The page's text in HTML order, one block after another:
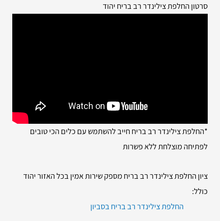
סרטון החלפת צילינדר רב בריח יהוד
*החלפת צילינדר רב בריח חייב להשתמש עם כלים הכי טובים
לפתיחה מוצלחת ללא פשרות
ציון החלפת צילינדר רב בריח מספק שירות אמין בכל האזור יהוד
כולל:
החלפת צילינדר רב בריח בסביון